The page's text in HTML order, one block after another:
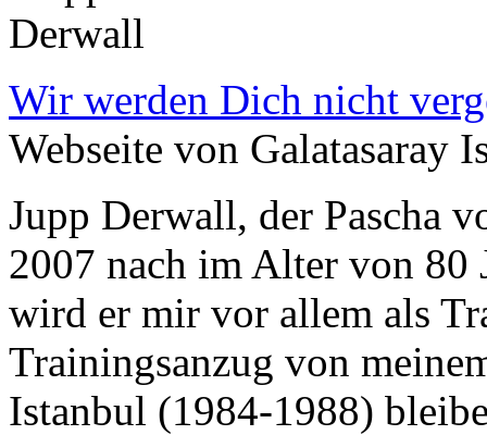
Wir werden Dich nicht
Webseite von Galatasaray
Jupp Derwall, der Pascha
2007 nach im Alter von 80
wird er mir vor allem als
Trainingsanzug von
Istanbul (1984-1988)